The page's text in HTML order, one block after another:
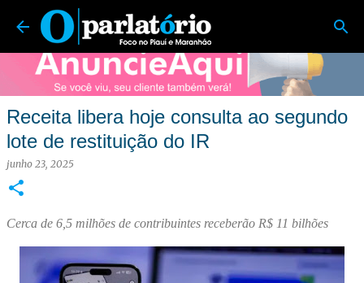
Pular para o conteúdo principal
O Parlatório | Foco no Piauí e Maranhão
Receita libera hoje consulta ao segundo
lote de restituição do IR
junho 23, 2025
Cerca de 6,5 milhões de contribuintes receberão R$ 11 bilhões